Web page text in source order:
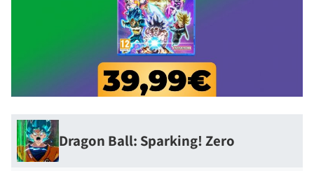
Dragon Ball: Sparking! Zero